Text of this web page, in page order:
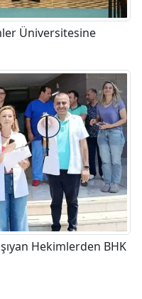
Üniversitesine
Hekimlerden BHK